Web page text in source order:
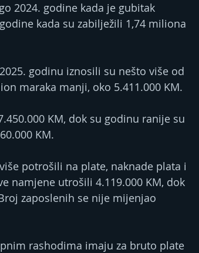
2024. godine kada je gubitak
kada su zabilježili 1,74 miliona
godinu iznosili su nešto više od
maraka manji, oko 5.411.000 KM.
KM, dok su godinu ranije su
KM.
potrošili na plate, naknade plata i
namjene utrošili 4.119.000 KM, dok
zaposlenih se nije mijenjao
rashodima imaju za bruto plate